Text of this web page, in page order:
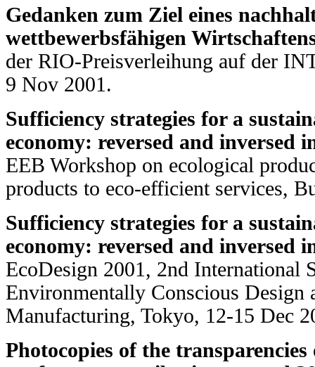
Gedanken zum Ziel eines
wettbewerbsfähigen
der RIO-Preisverleihung auf der
9 Nov 2001.
Sufficiency strategies for a
economy: reversed and inversed
EEB Workshop on ecological
products to eco-efficient services,
Sufficiency strategies for a
economy: reversed and inversed
EcoDesign 2001, 2nd International
Environmentally Conscious Design
Manufacturing, Tokyo, 12-15 Dec
Photocopies of the transparencies